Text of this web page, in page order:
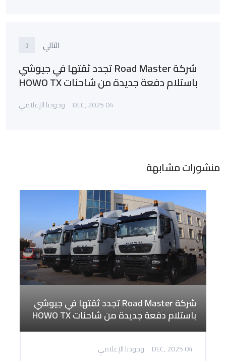
التالي
شركة Road Master تجدد ثقتها في جيوشي
باستلام دفعة جديدة من شاحنات HOWO TX
04 DEC, 2025 وجودنا الإعلامي
منشورات مشابهة
شركة Road Master تجدد ثقتها في جيوشي
باستلام دفعة جديدة من شاحنات HOWO TX
04 DEC, 2025 وجودنا الإعلامي